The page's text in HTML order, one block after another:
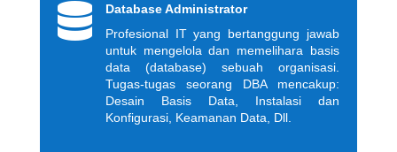

Database Administrator
Profesional IT yang bertanggung jawab
untuk mengelola dan memelihara basis
data (database) sebuah organisasi.
Tugas-tugas seorang DBA mencakup:
Desain Basis Data, Instalasi dan
Konfigurasi, Keamanan Data, Dll.